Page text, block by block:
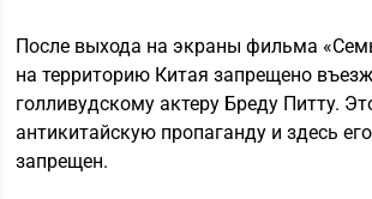
После выхода на экраны фильма
на территорию Китая запрещено
голливудскому актеру Бреду Питту.
антикитайскую пропаганду и здесь
запрещен.